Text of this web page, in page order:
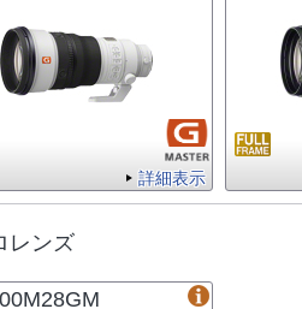
詳細表示
レンズ